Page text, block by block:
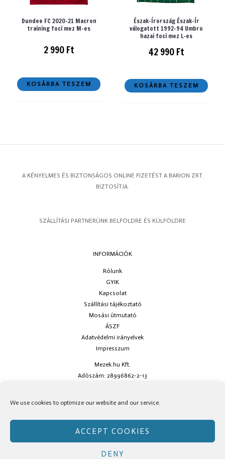
We use cookies to optimize our website and our service.
ACCEPT COOKIES
DENY
Dundee FC 2020-21 Macron
training foci mez M-es
2 990Ft
KOSÁRBA TESZEM
Észak-Írország Észak-Ír
válogatott 1992-94 Umbro
hazai foci mez L-es
42 990Ft
KOSÁRBA TESZEM
A KÉNYELMES ÉS BIZTONSÁGOS ONLINE FIZETÉST A BARION ZRT.
BIZTOSÍTJA.
SZÁLLÍTÁSI PARTNERÜNK BELFÖLDRE ÉS KÜLFÖLDRE
INFORMÁCIÓK
Rólunk
GYIK
Kapcsolat
Szállítási tájékoztató
Mosási útmutató
ÁSZF
Adatvédelmi irányelvek
Impresszum
Mezek.hu Kft.
Adószám: 28996862-2-13
social oldalainkon!
Copyright © Mezek.hu 2026 Mezek.hu